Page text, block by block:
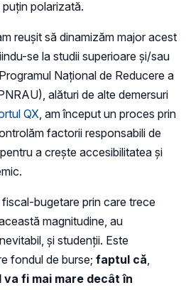
polarizată.
reușit să dinamizăm major acest
se la studii superioare și/sau
Național de Reducere a
alături de alte demersuri
QX, am început un proces prin
factorii responsabili de
a crește accesibilitatea și
bugetare prin care trece
magnitudine, au
și studenții. Este
fondul de burse; faptul că,
fi mai mare decât în